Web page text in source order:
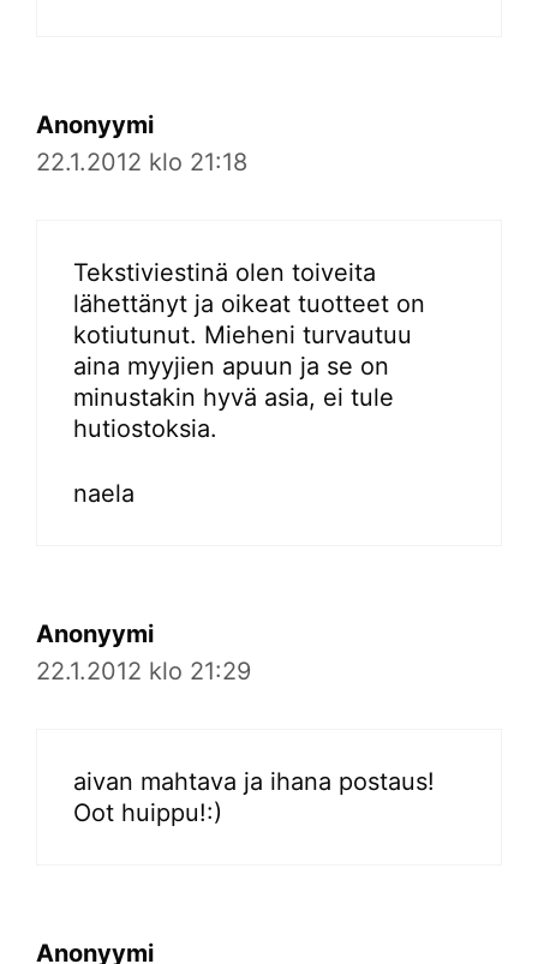
Anonyymi
22.1.2012 klo 21:18
Tekstiviestinä olen toiveita
lähettänyt ja oikeat tuotteet on
kotiutunut. Mieheni turvautuu
aina myyjien apuun ja se on
minustakin hyvä asia, ei tule
hutiostoksia.
naela
Anonyymi
22.1.2012 klo 21:29
aivan mahtava ja ihana postaus!
Oot huippu!:)
Anonyymi